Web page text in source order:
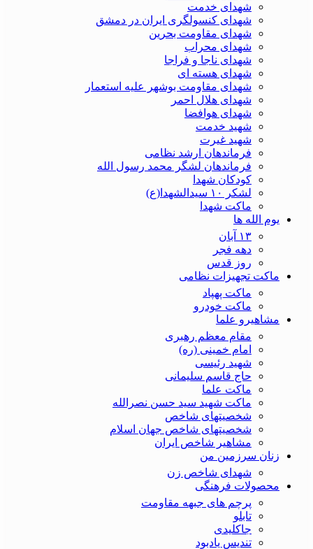
شهدای خدمت
شهدای کنسولگری ایران در دمشق
شهدای مقاومت بحرین
شهدای محراب
شهدای ناجا و فراجا
شهدای هسته ای
شهدای مقاومت بوشهر علیه استعمار
شهدای هلال احمر
شهدای هوافضا
شهید خدمت
شهید غیرت
فرماندهان ارشد نظامی
فرماندهان لشگر محمد رسول الله
کودکان شهدا
لشکر ۱۰ سیدالشهدا(ع)
ماکت شهدا
یوم الله ها
۱۳ آبان
دهه فجر
روز قدس
ماکت تجهیزات نظامی
ماکت پهپاد
ماکت خودرو
مشاهیرو علما
مقام معظم رهبری
امام خمینی (ره)
شهید رئیسی
حاج قاسم سلیمانی
ماکت علما
ماکت شهید سید حسن نصرالله
شخصیتهای شاخص
شخصیتهای شاخص جهان اسلام
مشاهیر شاخص ایران
زنان سرزمین من
شهدای شاخص زن
محصولات فرهنگی
پرچم های جبهه مقاومت
تابلو
جاکلیدی
تندیس یادبود